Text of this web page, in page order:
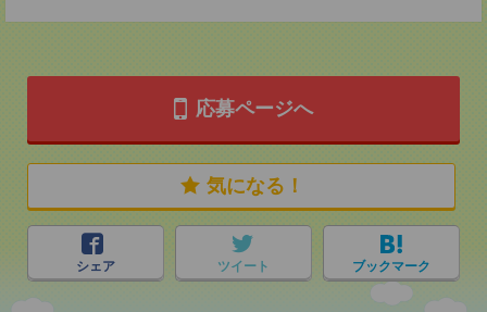
応募ページへ
気になる！
シェア ツイート ブックマーク